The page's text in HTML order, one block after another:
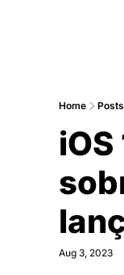
Home Posts
Aug 3, 2023